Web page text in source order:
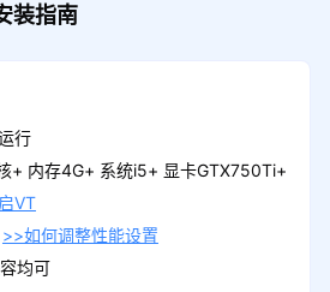
装指南
行
+ 内存4G+ 系统i5+ 显卡GTX750Ti+
VT
>>如何调整性能设置
均可